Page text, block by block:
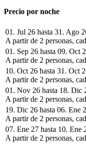
Precio por noche
01. Jul 26 hasta 31. Ago
A partir de 2 personas,
01. Sep 26 hasta 09. Oct
A partir de 2 personas,
10. Oct 26 hasta 31. Oct
A partir de 2 personas,
01. Nov 26 hasta 18. Dic
A partir de 2 personas,
19. Dic 26 hasta 06. Ene
A partir de 2 personas,
07. Ene 27 hasta 10. Ene
A partir de 2 personas,